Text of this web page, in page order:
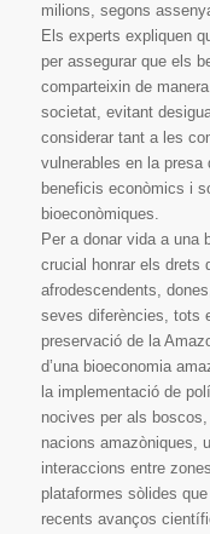
milions, segons
Els experts expliquen
per assegurar que els
comparteixin de
societat, evitant
considerar tant a les
vulnerables en la
beneficis econòmics i
bioeconòmiques.
Per a donar vida a una
crucial honrar els drets
afrodescendents,
seves diferències, tots
preservació de la
d’una bioeconomia
la implementació de
nocives per als
nacions amazòniques,
interaccions entre
plataformes sòlides
recents avanços